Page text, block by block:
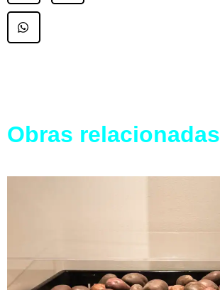
Obras relacionadas